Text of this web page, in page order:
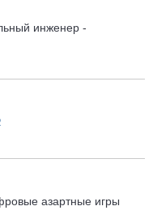
инженер -
азартные игры